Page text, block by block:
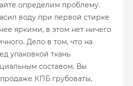
определим проблему.
воду при первой стирке
яркими, в этом нет ничего
Дело в том, что на
упаковкой ткань
составом. Вы
КПБ грубоваты,